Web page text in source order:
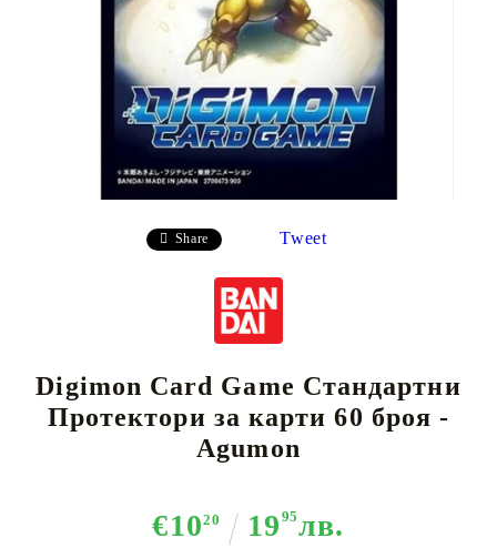
Share Tweet
Digimon Card Game Стандартни
Протектори за карти 60 броя -
Agumon
€1020 19 95лв.